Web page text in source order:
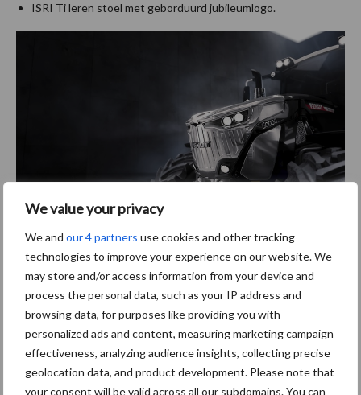
We value your privacy
We and our 4 partners use cookies and other tracking
technologies to improve your experience on our website. We
may store and/or access information from your device and
process the personal data, such as your IP address and
browsing data, for purposes like providing you with
personalized ads and content, measuring marketing campaign
effectiveness, analyzing audience insights, collecting precise
geolocation data, and product development. Please note that
your consent will be valid across all our subdomains. You can
ISRI Ti leren stoel met geborduurd jubileumlogo.
vanaf nu te bestellen via de erkende Mechan Fendt-dealers.
Bron en beeld:Mechan
Meer artikelen over trekkers
Claas komt met drie nieuwe
Axion 8 Cmatic-modellen